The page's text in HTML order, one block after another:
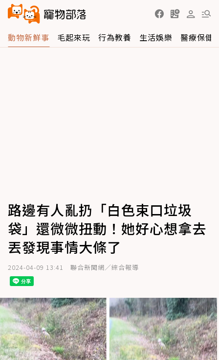
動物新鮮事 毛起來玩 行為教養 生活娛樂 醫療保健
路邊有人亂扔「白色束口垃圾
袋」還微微扭動！她好心想拿去
丟發現事情大條了
2024-04-09 13:41 聯合新聞網／綜合報導